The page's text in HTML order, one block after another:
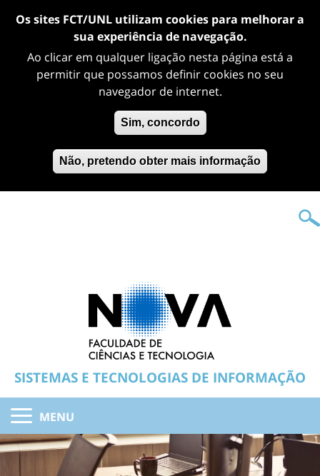
Os sites FCT/UNL utilizam cookies para melhorar a
sua experiência de navegação.
Ao clicar em qualquer ligação nesta página está a
permitir que possamos definir cookies no seu
navegador de internet.
Sim, concordo
Não, pretendo obter mais informação
SISTEMAS E TECNOLOGIAS DE INFORMAÇÃO
MENU